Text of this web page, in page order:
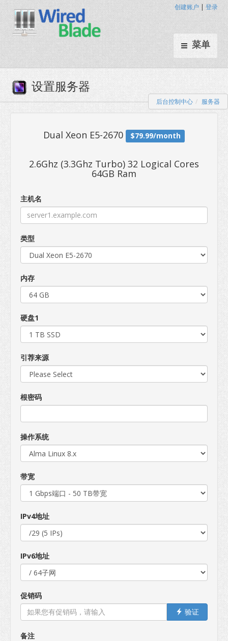
菜单
创建账户 | 登录
设置服务器
后台控制中心 服务器
Dual Xeon E5-2670
2.6Ghz (3.3Ghz Turbo) 32 Logical Cores
64GB Ram
主机名
类型
内存
硬盘1
引荐来源
根密码
操作系统
带宽
IPv4地址
IPv6地址
促销码
验证
备注